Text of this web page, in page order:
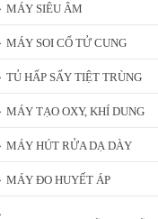
MÁY SIÊU ÂM
MÁY SOI CỔ TỬ CUNG
TỦ HẤP SẤY TIỆT TRÙNG
MÁY TẠO OXY, KHÍ DUNG
MÁY HÚT RỬA DẠ DÀY
MÁY ĐO HUYẾT ÁP